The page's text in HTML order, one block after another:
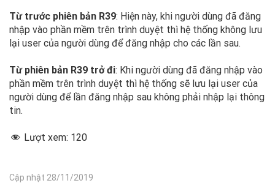
Từ trước phiên bản R39: Hiện này, khi người dùng đã đăng
nhập vào phần mềm trên trình duyệt thì hệ thống không lưu
lại user của người dùng để đăng nhập cho các lần sau.
Từ phiên bản R39 trở đi: Khi người dùng đã đăng nhập vào
phần mềm trên trình duyệt thì hệ thống sẽ lưu lại user của
người dùng để lần đăng nhập sau không phải nhập lại thông
tin.
Lượt xem: 120
Cập nhật 28/11/2019